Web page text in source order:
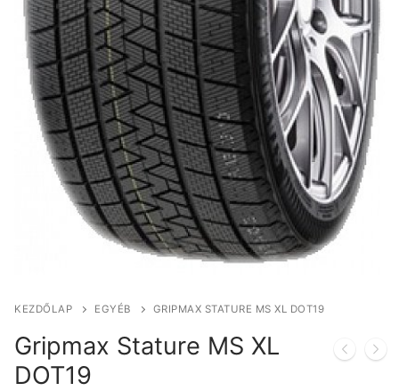
KEZDŐLAP EGYÉB GRIPMAX STATURE MS XL DOT19
Gripmax Stature MS XL
DOT19